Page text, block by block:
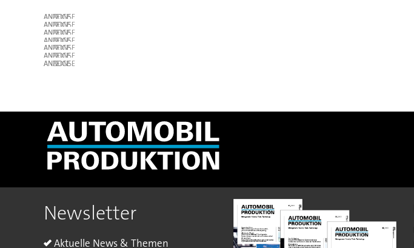
ANZEIGE
ANZEIGE
ANZEIGE
ANZEIGE
ANZEIGE
ANZEIGE
ANZEIGE
Newsletter
Aktuelle News & Themen